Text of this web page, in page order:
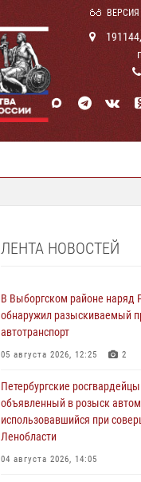
ЛЕНТА НОВОСТЕЙ
В Выборгском районе наряд
обнаружил разыскиваемый
автотранспорт
05 августа 2026, 12:25 2
Петербургские
объявленный в розыск
использовавшийся при
Ленобласти
04 августа 2026, 14:05